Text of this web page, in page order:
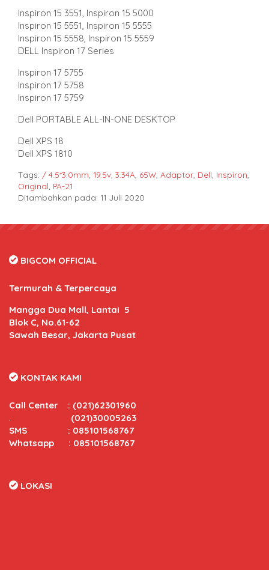
Inspiron 15 3551, Inspiron 15 5000
Inspiron 15 5551, Inspiron 15 5555
Inspiron 15 5558, Inspiron 15 5559
DELL Inspiron 17 Series
Inspiron 17 5755
Inspiron 17 5758
Inspiron 17 5759
Dell PORTABLE ALL-IN-ONE DESKTOP
Dell XPS 18
Dell XPS 1810
Tags: / 4.5*3.0mm 19.5v 3.34A 65W Adaptor Dell Inspiron
Original PA-21
Ditambahkan pada: 11 Juli 2020
BIGCOM OFFICIAL
Termurah & Terpercaya
Mangga Dua Mall, Lantai 5
Blok C, No.61-62
Sawah Besar, Jakarta Pusat
KONTAK KAMI
Call Center : (021)62301960
. (021)30005263
SMS : 085101568767
Whatsapp : 085101568767
LOKASI